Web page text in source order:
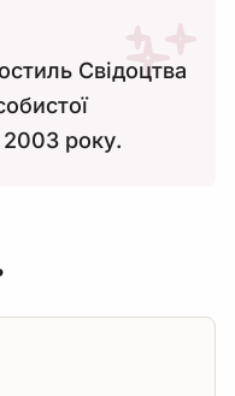
Свідоцтва
2003 року.